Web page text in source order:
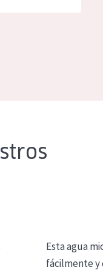
Esta agua
fácilmente y